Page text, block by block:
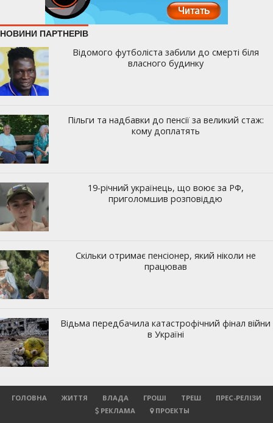
ГОЛОВНА ЖИТТЯ ВЛАДА ГРОШІ ТРЕШ
ПРЕС-РЕЛІЗИ
РЕКЛАМА
ПРОЕКТЫ